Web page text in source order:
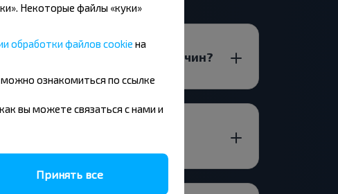
Беларусь-Щучин?
Беларусь-Щучин?
Некоторые файлы «куки»
обработки файлов cookie на
ознакомиться по ссылке
вы можете связаться с нами и
Принять все